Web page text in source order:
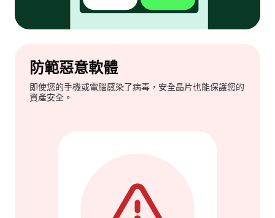
防範惡意軟體
即使您的手機或電腦感染了病毒，安全晶片也能保護您的
資產安全。